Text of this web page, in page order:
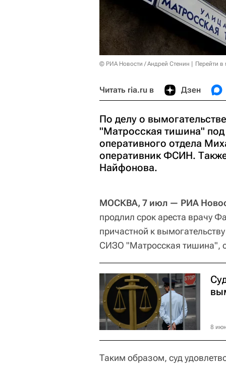
© РИА Новости / Андрей Стенин Перейти в
Читать ria.ru в Дзен
По делу о
"Матросская тишина"
оперативного отдела
оперативник ФСИН.
Найфонова.
МОСКВА, 7 июл — РИА
продлил срок ареста врачу
причастной к
СИЗО "Матросская тишина",
8
Таким образом, суд